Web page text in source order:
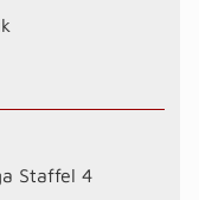
Staffel 4